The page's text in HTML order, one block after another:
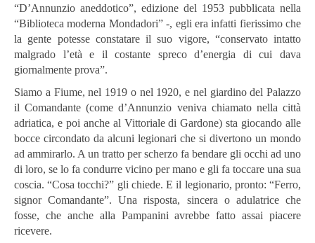
“D’Annunzio aneddotico”, edizione del 1953 pubblicata nella
“Biblioteca moderna Mondadori” -, egli era infatti fierissimo che
la gente potesse constatare il suo vigore, “conservato intatto
malgrado l’età e il costante spreco d’energia di cui dava
giornalmente prova”.
Siamo a Fiume, nel 1919 o nel 1920, e nel giardino del Palazzo
il Comandante (come d’Annunzio veniva chiamato nella città
adriatica, e poi anche al Vittoriale di Gardone) sta giocando alle
bocce circondato da alcuni legionari che si divertono un mondo
ad ammirarlo. A un tratto per scherzo fa bendare gli occhi ad uno
di loro, se lo fa condurre vicino per mano e gli fa toccare una sua
coscia. “Cosa tocchi?” gli chiede. E il legionario, pronto: “Ferro,
signor Comandante”. Una risposta, sincera o adulatrice che
fosse, che anche alla Pampanini avrebbe fatto assai piacere
ricevere.